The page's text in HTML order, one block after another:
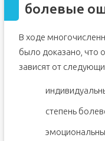
болевые
В ходе
было доказано, что
зависят от
степень